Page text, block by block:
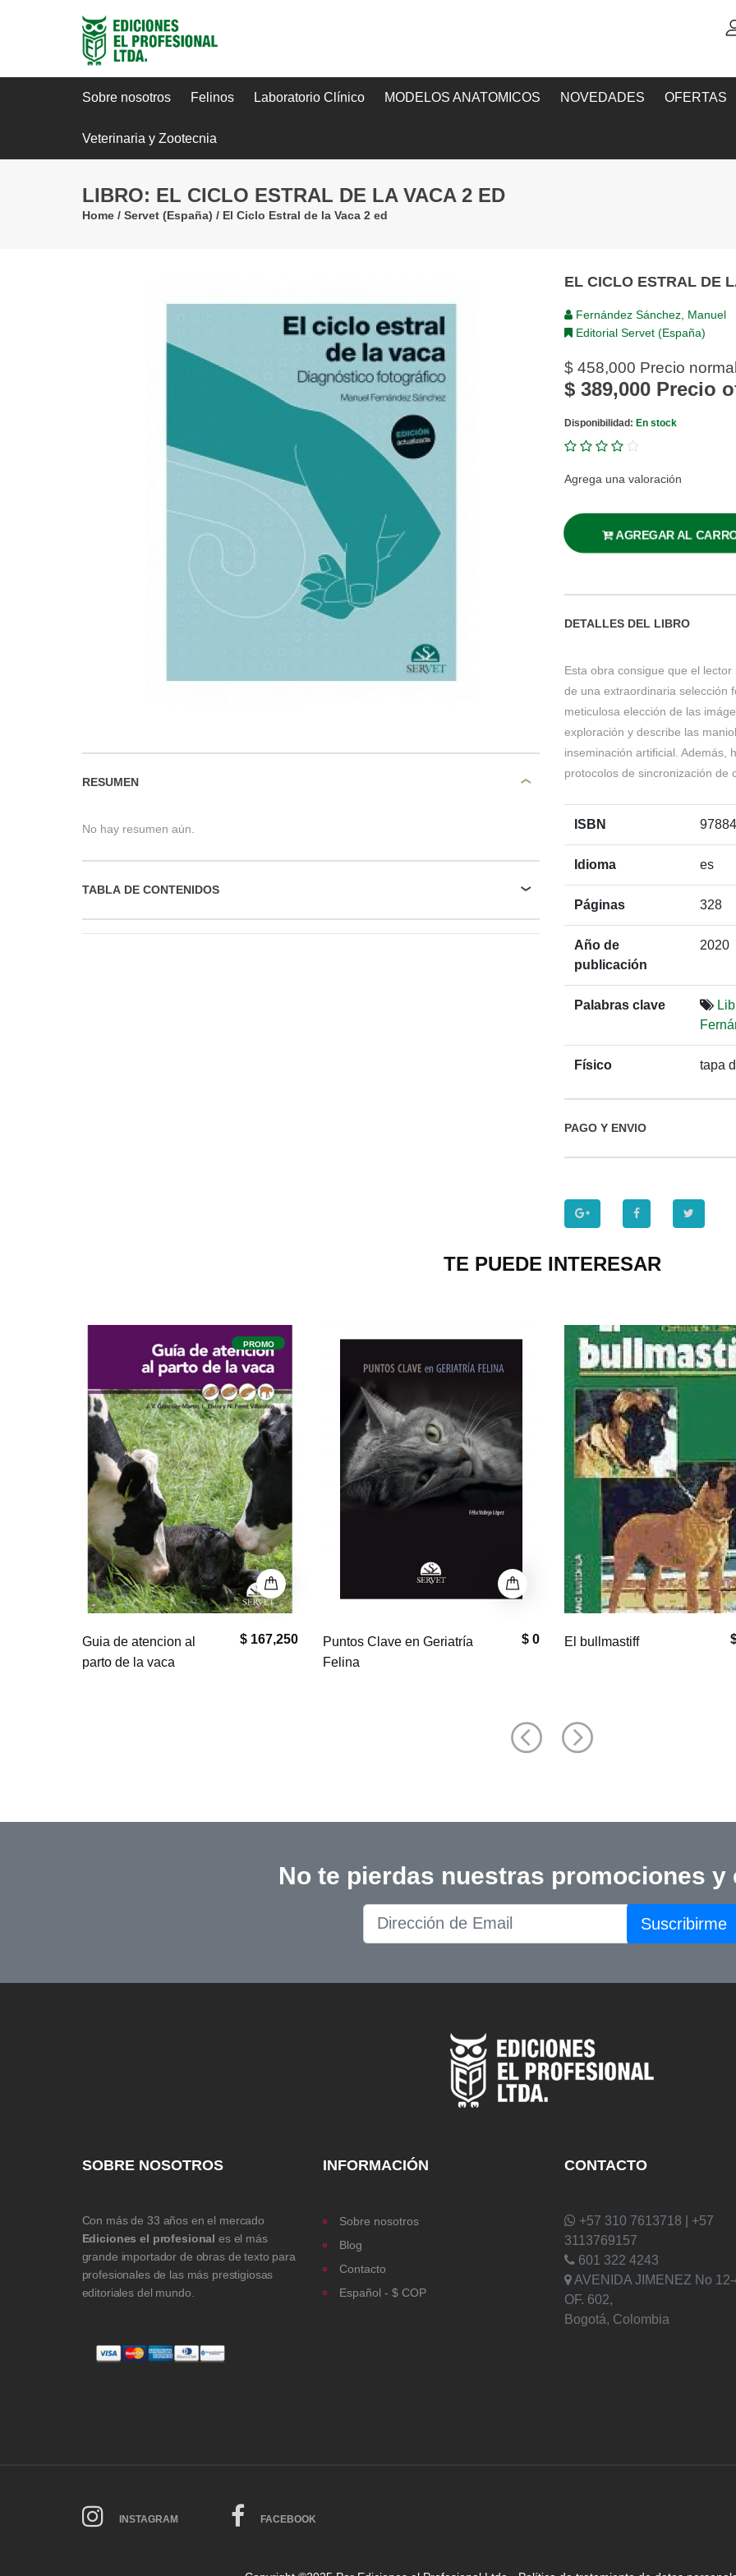
Sobre nosotros Felinos Laboratorio Clínico MODELOS ANATOMICOS NOVEDADES OFERTAS
Veterinaria y Zootecnia
LIBRO: EL CICLO ESTRAL DE LA VACA 2 ED
Home/ Servet (España) / El Ciclo Estral de la Vaca 2 ed
RESUMEN
No hay resumen aún.
TABLA DE CONTENIDOS
EL CICLO ESTRAL DE
Fernández Sánchez, Manuel
Editorial Servet (España)
$ 458,000 Precio
$ 389,000 Precio
Disponibilidad: En stock
Agrega una valoración
AGREGAR AL
DETALLES DEL LIBRO
Esta obra consigue que el
de una extraordinaria selección
meticulosa elección de las
exploración y describe las
inseminación artificial. Además,
protocolos de sincronización de
ISBN
Idioma es
Páginas 328
Año de
publicación
2020
Palabras clave
Físico tapa
PAGO Y ENVIO
TE PUEDE INTERESAR
$ 0
Puntos Clave en Geriatría
Felina
$ 33,000
El bullmastiff
Equine Neck and
No te pierdas nuestras promociones y
Suscribirme
SOBRE NOSOTROS
Con más de 33 años en el mercado
Ediciones el profesional es el más
grande importador de obras de texto para
profesionales de las más prestigiosas
editoriales del mundo.
INFORMACIÓN
Sobre nosotros
Blog
Contacto
Español - $ COP
CONTACTO
+57 310 7613718 | +57
3113769157
601 322 4243
AVENIDA JIMENEZ No
OF. 602,
Bogotá, Colombia
INSTAGRAM FACEBOOK